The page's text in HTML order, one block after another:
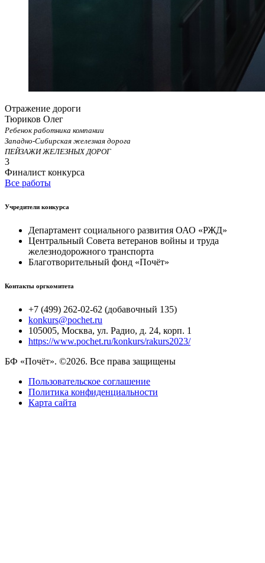
Отражение дороги
Тюриков Олег
Ребенок работника компании
Западно-Сибирская железная дорога
ПЕЙЗАЖИ ЖЕЛЕЗНЫХ ДОРОГ
3
Финалист конкурса
Все работы
Учредители конкурса
Департамент социального развития ОАО «РЖД»
Центральный Совета ветеранов войны и труда
железнодорожного транспорта
Благотворительный фонд «Почёт»
Контакты оргкомитета
+7 (499) 262-02-62 (добавочный 135)
konkurs@pochet.ru
105005, Москва, ул. Радио, д. 24, корп. 1
https://www.pochet.ru/konkurs/rakurs2023/
БФ «Почёт». ©2026. Все права защищены
Пользовательское соглашение
Политика конфиденциальности
Карта сайта